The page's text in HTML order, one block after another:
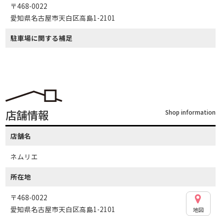
〒468-0022
愛知県名古屋市天白区高島1-2101
駐車場に関する補足
店舗情報 Shop information
店舗名
ネムリエ
所在地
〒468-0022
愛知県名古屋市天白区高島1-2101
地図